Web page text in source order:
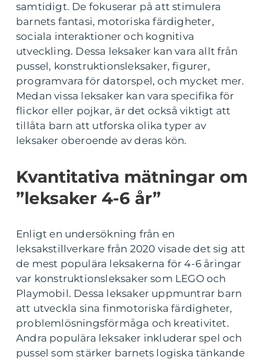
samtidigt. De fokuserar på att stimulera
barnets fantasi, motoriska färdigheter,
sociala interaktioner och kognitiva
utveckling. Dessa leksaker kan vara allt från
pussel, konstruktionsleksaker, figurer,
programvara för datorspel, och mycket mer.
Medan vissa leksaker kan vara specifika för
flickor eller pojkar, är det också viktigt att
tillåta barn att utforska olika typer av
leksaker oberoende av deras kön.
Kvantitativa mätningar om
”leksaker 4-6 år”
Enligt en undersökning från en
leksakstillverkare från 2020 visade det sig att
de mest populära leksakerna för 4-6 åringar
var konstruktionsleksaker som LEGO och
Playmobil. Dessa leksaker uppmuntrar barn
att utveckla sina finmotoriska färdigheter,
problemlösningsförmåga och kreativitet.
Andra populära leksaker inkluderar spel och
pussel som stärker barnets logiska tänkande